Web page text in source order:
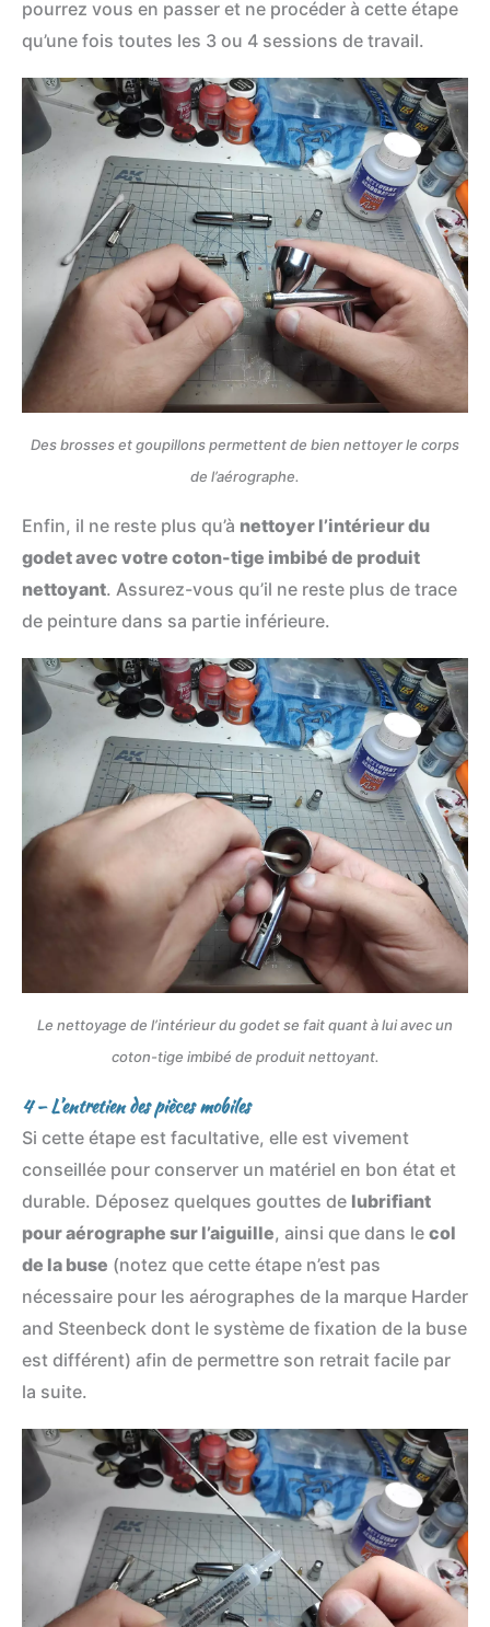
pourrez vous en passer et ne procéder à cette étape
qu’une fois toutes les 3 ou 4 sessions de travail.
Des brosses et goupillons permettent de bien nettoyer le corps
de l’aérographe.
Enfin, il ne reste plus qu’à nettoyer l’intérieur du
godet avec votre coton-tige imbibé de produit
nettoyant. Assurez-vous qu’il ne reste plus de trace
de peinture dans sa partie inférieure.
Le nettoyage de l’intérieur du godet se fait quant à lui avec un
coton-tige imbibé de produit nettoyant.
4 – L’entretien des pièces mobiles
Si cette étape est facultative, elle est vivement
conseillée pour conserver un matériel en bon état et
durable. Déposez quelques gouttes de lubrifiant
pour aérographe sur l’aiguille, ainsi que dans le col
de la buse (notez que cette étape n’est pas
nécessaire pour les aérographes de la marque Harder
and Steenbeck dont le système de fixation de la buse
est différent) afin de permettre son retrait facile par
la suite.